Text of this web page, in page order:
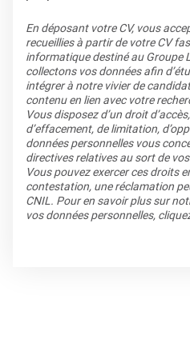
En déposant votre CV, vous
recueillies à partir de votre CV
informatique destiné au Groupe
collectons vos données afin
intégrer à notre vivier de
contenu en lien avec votre
Vous disposez d’un droit
d’effacement, de limitation,
données personnelles vous
directives relatives au sort de
Vous pouvez exercer ces droits
contestation, une réclamation
CNIL. Pour en savoir plus sur
vos données personnelles,